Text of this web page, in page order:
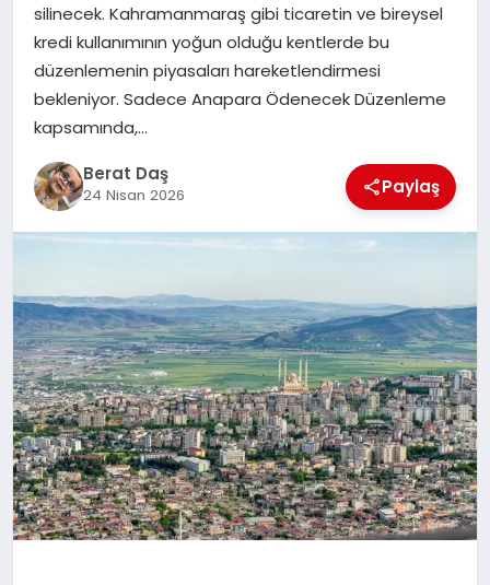
PAZARCIK
KÜNYE
silinecek. Kahramanmaraş gibi ticaretin ve bireysel
kredi kullanımının yoğun olduğu kentlerde bu
düzenlemenin piyasaları hareketlendirmesi
bekleniyor. Sadece Anapara Ödenecek Düzenleme
kapsamında,…
Berat Daş
24 Nisan 2026 Paylaş